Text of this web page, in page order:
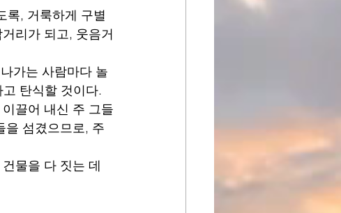
록, 거룩하게 구별
리가 되고, 웃음거
가는 사람마다 놀
탄식할 것이다.
끌어 내신 주 그들
을 섬겼으므로, 주
물을 다 짓는 데